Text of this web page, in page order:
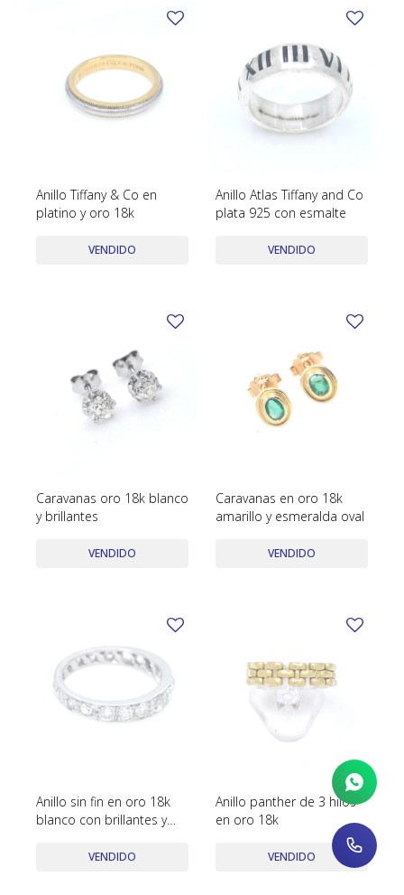
Anillo Tiffany & Co en
platino y oro 18k
VENDIDO
Anillo Atlas Tiffany and Co
plata 925 con esmalte
VENDIDO
Caravanas oro 18k blanco
y brillantes
VENDIDO
Caravanas en oro 18k
amarillo y esmeralda oval
VENDIDO
Anillo sin fin en oro 18k
blanco con brillantes y
VENDIDO
Anillo panther de 3 hilos
en oro 18k
VENDIDO